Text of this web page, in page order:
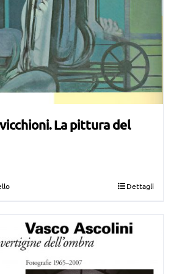
La pittura del
€10,00.
Dettagli